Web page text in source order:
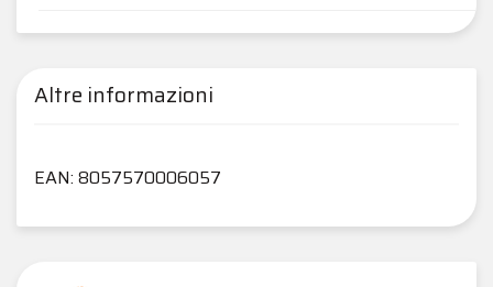
Altre informazioni
EAN: 8057570006057